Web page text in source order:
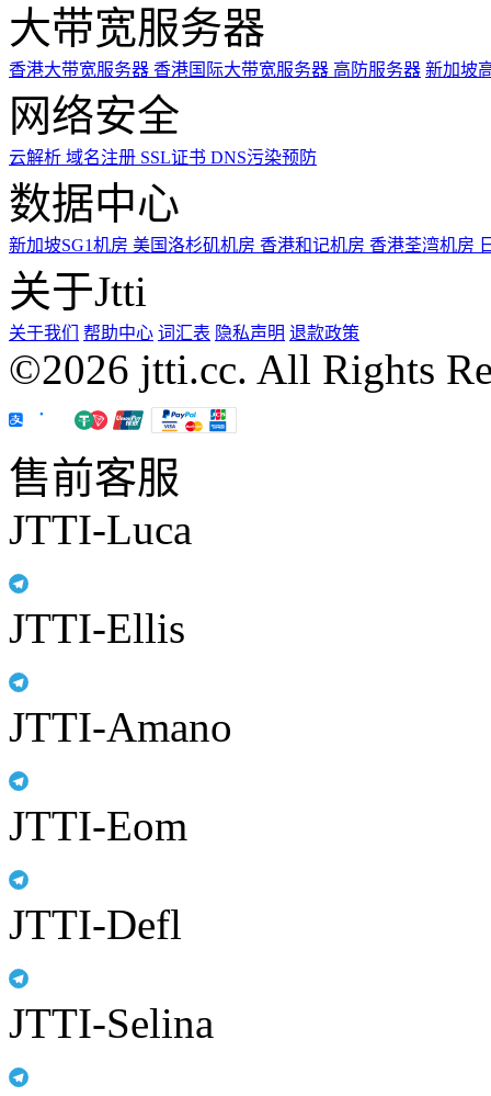
大带宽服务器
香港大带宽服务器 香港国际大带宽服务器 高防服务器 新加坡
网络安全
云解析 域名注册 SSL证书 DNS污染预防
数据中心
新加坡SG1机房 美国洛杉矶机房 香港和记机房 香港荃湾机房
关于Jtti
关于我们 帮助中心 词汇表 隐私声明 退款政策
©2026 jtti.cc. All Rights
售前客服
JTTI-Luca
JTTI-Ellis
JTTI-Amano
JTTI-Eom
JTTI-Defl
JTTI-Selina